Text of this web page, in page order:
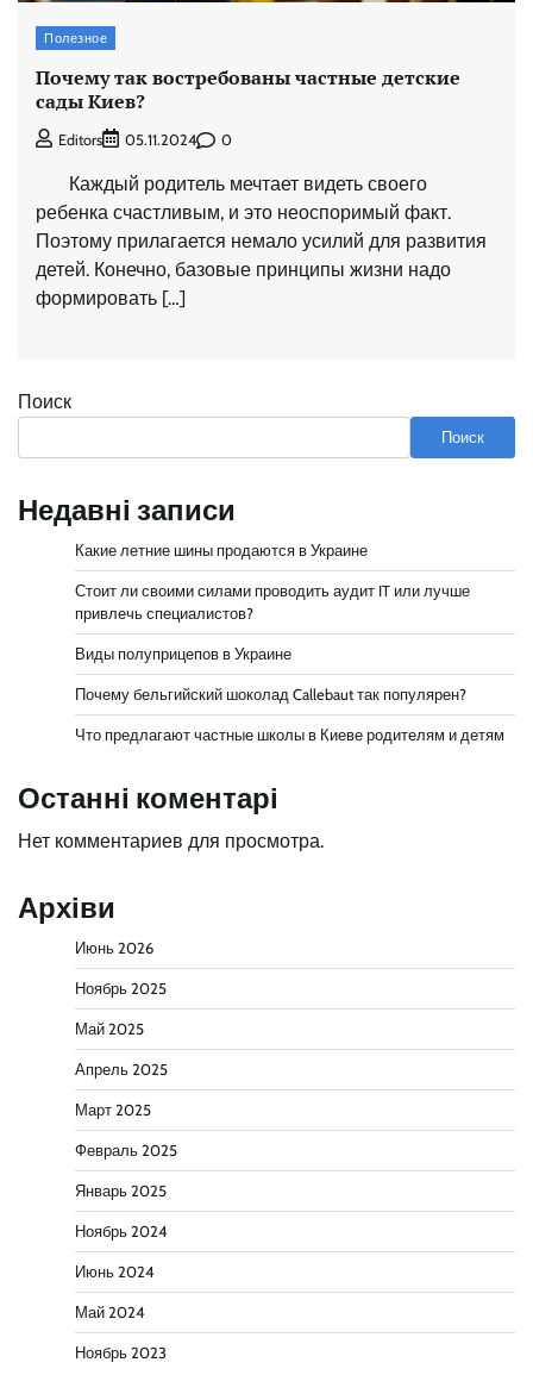
Полезное
Почему так востребованы частные детские
сады Киев?
Editors 05.11.2024 0
Каждый родитель мечтает видеть своего
ребенка счастливым, и это неоспоримый факт.
Поэтому прилагается немало усилий для развития
детей. Конечно, базовые принципы жизни надо
формировать […]
Поиск
Поиск
Недавні записи
Какие летние шины продаются в Украине
Стоит ли своими силами проводить аудит IT или лучше
привлечь специалистов?
Виды полуприцепов в Украине
Почему бельгийский шоколад Callebaut так популярен?
Что предлагают частные школы в Киеве родителям и детям
Останні коментарі
Нет комментариев для просмотра.
Архіви
Июнь 2026
Ноябрь 2025
Май 2025
Апрель 2025
Март 2025
Февраль 2025
Январь 2025
Ноябрь 2024
Июнь 2024
Май 2024
Ноябрь 2023